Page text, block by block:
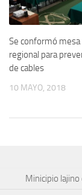
Se conformó mesa
regional para
de cables
10 MAYO, 2018
Minicipio lajino